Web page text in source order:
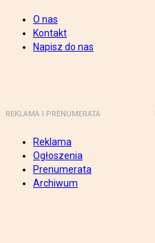
O nas
Kontakt
Napisz do nas
REKLAMA I PRENUMERATA
Reklama
Ogłoszenia
Prenumerata
Archiwum